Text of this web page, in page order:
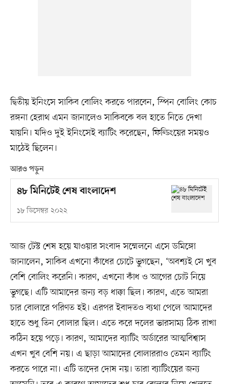
দ্বিতীয় ইনিংসে সাকিব বোলিং করতে পারবেন, স্পিন বোলিং কোচ
রঙ্গনা হেরাথ এমন জানালেও সাকিবকে বল হাতে নিতে দেখা
যায়নি। যদিও দুই ইনিংসেই ব্যাটিং করেছেন, ফিল্ডিংয়ের সময়ও
মাঠেই ছিলেন।
আরও পড়ুন
৪৮ মিনিটেই শেষ বাংলাদেশ
১৮ ডিসেম্বর ২০২২
আজ টেস্ট শেষ হয়ে যাওয়ার সংবাদ সম্মেলনে এসে ডমিঙ্গো
জানালেন, সাকিব এখনো কাঁধের চোটে ভুগছেন, ‘অবশ্যই সে খুব
বেশি বোলিং করেনি। কারণ, এখনো কাঁধ ও আগের চোট নিয়ে
ভুগছে। এটি আমাদের জন্য বড় ধাক্কা ছিল। কারণ, এতে আমরা
চার বোলারে পরিণত হই। এরপর ইবাদতও ব্যথা পেলে আমাদের
হাতে শুধু তিন বোলার ছিল। এতে করে দলের ভারসাম্য ঠিক রাখা
কঠিন হয়ে পড়ে। কারণ, আমাদের ব্যাটিং অর্ডারের আত্মবিশ্বাস
এখন খুব বেশি নয়। এ ছাড়া আমাদের বোলাররাও তেমন ব্যাটিং
করতে পারে না। এটি তাদের দোষ নয়। তারা ব্যাটিংয়ের জন্য